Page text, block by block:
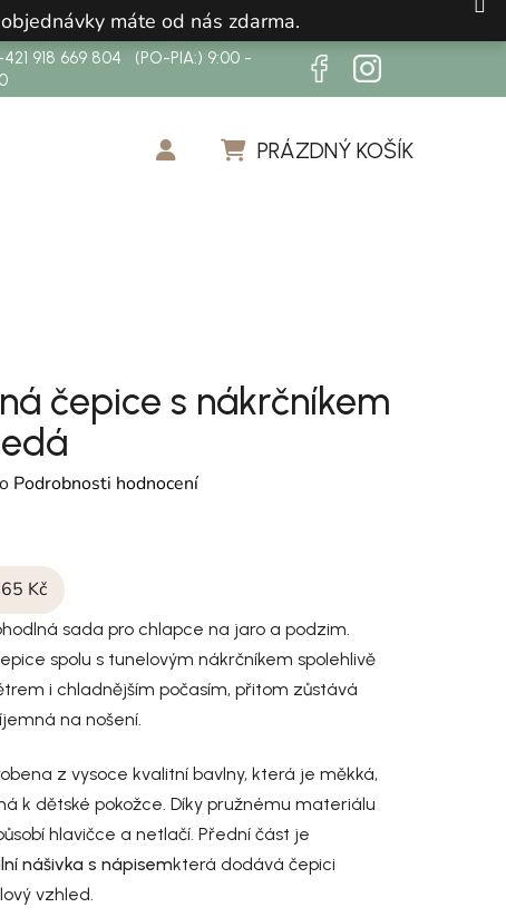
máte od nás zdarma.
918 669 804 (PO-PIA:) 9:00 -
PRÁZDNÝ KOŠÍK
čepice s nákrčníkem
produktu je 0,0 z 5 hvězdiček.
Podrobnosti hodnocení
Kč
sada pro chlapce na jaro a podzim.
spolu s tunelovým nákrčníkem spolehlivě
i chladnějším počasím, přitom zůstává
na nošení.
z vysoce kvalitní bavlny, která je měkká,
k dětské pokožce. Díky pružnému materiálu
hlavičce a netlačí. Přední část je
nášivka s nápisemkterá dodává čepici
vzhled.